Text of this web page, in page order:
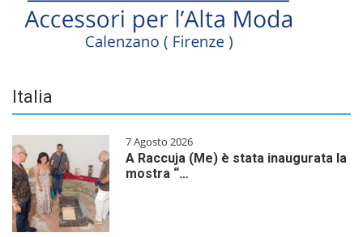
Italia
7 Agosto 2026
A Raccuja (Me) è stata inaugurata la
mostra “…